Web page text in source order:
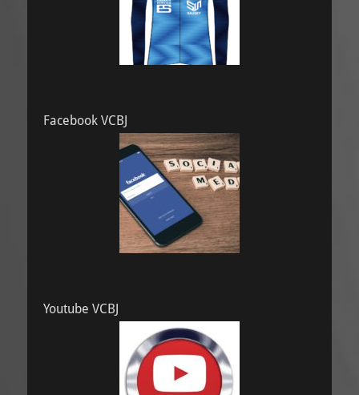
Facebook VCBJ
Youtube VCBJ